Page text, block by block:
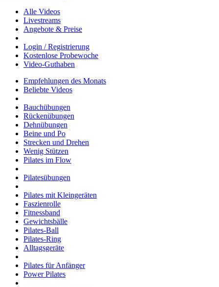
Alle Videos
Livestreams
Angebote & Preise
Login / Registrierung
Kostenlose Probewoche
Video-Guthaben
Empfehlungen des Monats
Beliebte Videos
Bauchübungen
Rückenübungen
Dehnübungen
Beine und Po
Strecken und Drehen
Wenig Stützen
Pilates im Flow
Pilatesübungen
Pilates mit Kleingeräten
Faszienrolle
Fitnessband
Gewichtsbälle
Pilates-Ball
Pilates-Ring
Alltagsgeräte
Pilates für Anfänger
Power Pilates